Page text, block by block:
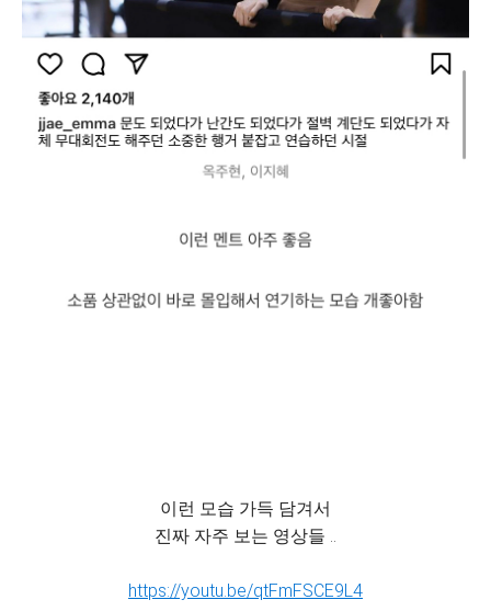
이런 모습 가득 담겨서
진짜 자주 보는 영상들 ..
https://youtu.be/qtFmFSCE9L4